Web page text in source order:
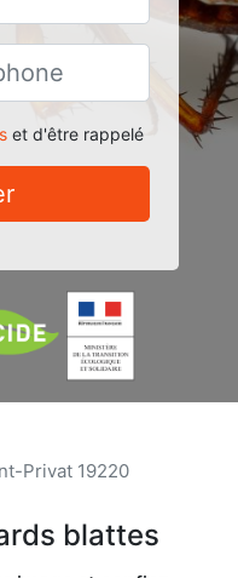
et d'être rappelé
Privat 19220
blattes